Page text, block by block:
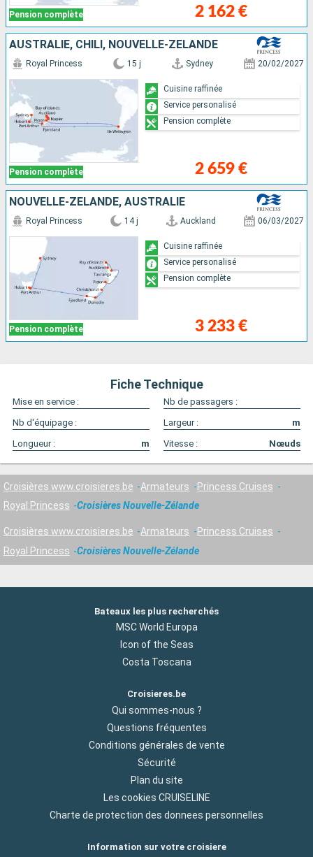
Pension complète 2 162 €
AUSTRALIE, CHILI, NOUVELLE-ZÉLANDE
Pension complète
Royal Princess 15 j Sydney 20/02/2027
2 659 €
Cuisine raffinée
Service personalisé
Pension complète
NOUVELLE-ZÉLANDE, AUSTRALIE
Pension complète
Royal Princess 14 j Auckland 06/03/2027
3 233 €
Cuisine raffinée
Service personalisé
Pension complète
Fiche Technique
Mise en service :
Nb de passagers :
Nb d'équipage :
Largeur :
m
Longueur :
m Vitesse : Nœuds
Croisières www.croisieres.be Armateurs
Princess Cruises
Royal Princess
Croisières Nouvelle-Zélande
Croisières www.croisieres.be Armateurs
Princess Cruises
Royal Princess
Croisières Nouvelle-Zélande
Bateaux les plus recherchés
MSC World Europa
Icon of the Seas
Costa Toscana
Croisieres.be
Qui sommes-nous ?
Questions fréquentes
Conditions générales de vente
Sécurité
Plan du site
Les cookies CRUISELINE
Charte de protection des donnees personnelles
Information sur votre croisiere